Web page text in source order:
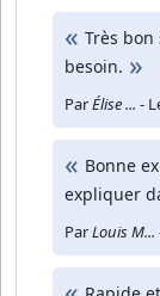
Très
besoin.
ParÉlise ... -
Bonne
expliquer
ParLouis M...